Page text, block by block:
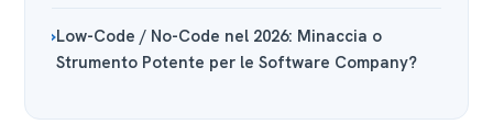
Low-Code / No-Code nel 2026: Minaccia o
Strumento Potente per le Software Company?